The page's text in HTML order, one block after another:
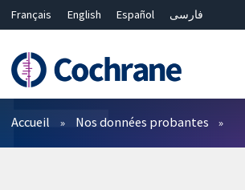
Français English Español
فارسی
Bahasa Malaysia
ไทย
繁體中文
简体中文
Filtres
Accueil Nos données probantes